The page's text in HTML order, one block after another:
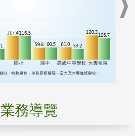
業務導覽